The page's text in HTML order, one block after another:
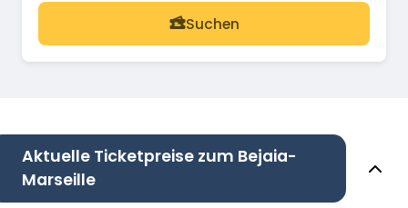
Suchen
Aktuelle Ticketpreise zum Bejaia-
Marseille